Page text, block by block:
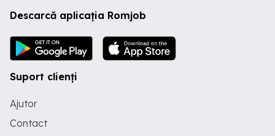
Descarcă aplicația Romjob
Suport clienți
Ajutor
Contact